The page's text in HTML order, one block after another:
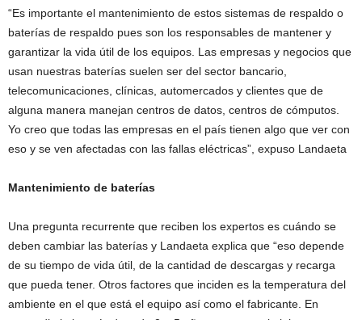
“Es importante el mantenimiento de estos sistemas de respaldo o
baterías de respaldo pues son los responsables de mantener y
garantizar la vida útil de los equipos. Las empresas y negocios que
usan nuestras baterías suelen ser del sector bancario,
telecomunicaciones, clínicas, automercados y clientes que de
alguna manera manejan centros de datos, centros de cómputos.
Yo creo que todas las empresas en el país tienen algo que ver con
eso y se ven afectadas con las fallas eléctricas”, expuso Landaeta
Mantenimiento de baterías
Una pregunta recurrente que reciben los expertos es cuándo se
deben cambiar las baterías y Landaeta explica que “eso depende
de su tiempo de vida útil, de la cantidad de descargas y recarga
que pueda tener. Otros factores que inciden es la temperatura del
ambiente en el que está el equipo así como el fabricante. En